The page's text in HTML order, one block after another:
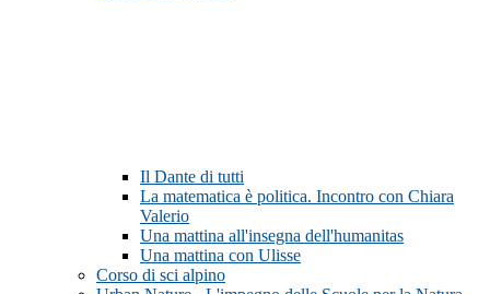
Il Dante di tutti
La matematica è politica. Incontro con Chiara
Valerio
Una mattina all'insegna dell'humanitas
Una mattina con Ulisse
Corso di sci alpino